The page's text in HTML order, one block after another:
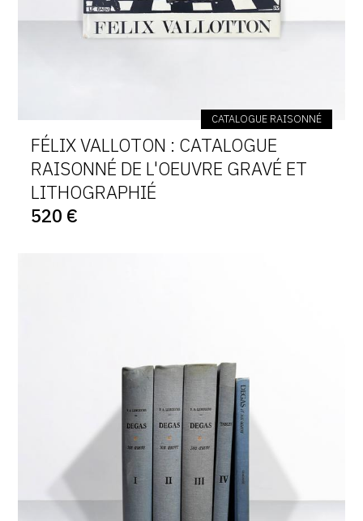
CATALOGUE RAISONNÉ
FÉLIX VALLOTON : CATALOGUE
RAISONNÉ DE L'OEUVRE GRAVÉ ET
LITHOGRAPHIÉ
520 €